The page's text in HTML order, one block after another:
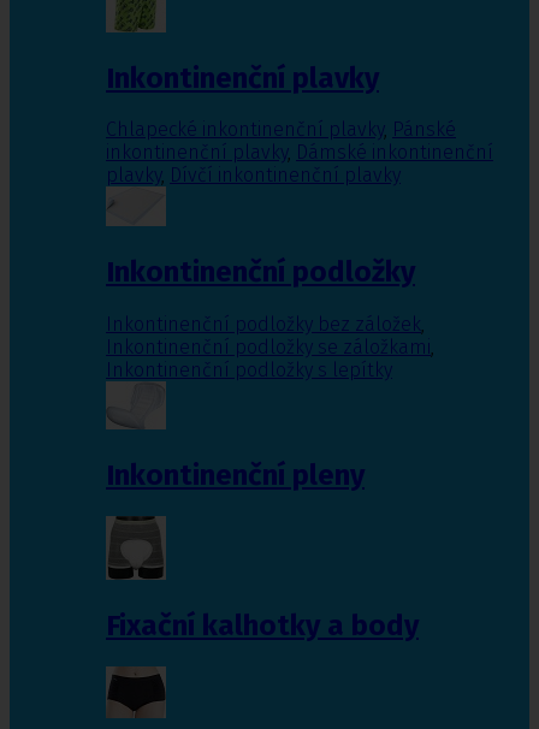
Inkontinenční plavky
Chlapecké inkontinenční plavky, Pánské
inkontinenční plavky, Dámské inkontinenční
plavky, Dívčí inkontinenční plavky
Inkontinenční podložky
Inkontinenční podložky bez záložek,
Inkontinenční podložky se záložkami,
Inkontinenční podložky s lepítky
Inkontinenční pleny
Fixační kalhotky a body